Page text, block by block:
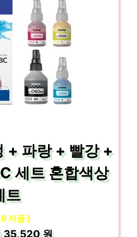
+ 파랑 + 빨강 +
세트 혼합색상
트
제품 ]
35,520 원